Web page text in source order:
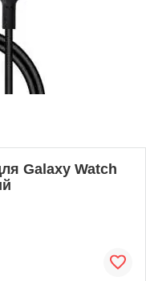
Galaxy Watch